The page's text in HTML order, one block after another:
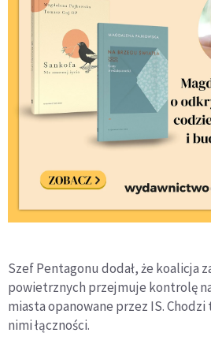
Szef Pentagonu dodał, że koalicja
powietrznych przejmuje kontrolę
miasta opanowane przez IS.
nimi łączności.